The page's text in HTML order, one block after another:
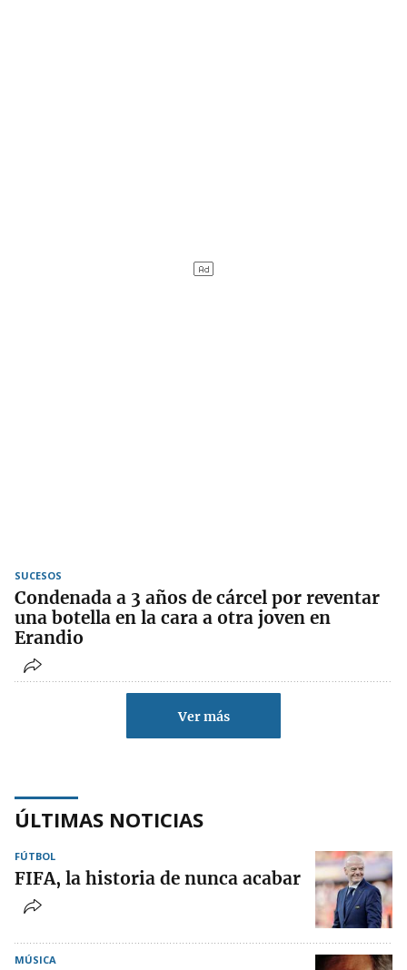
SUCESOS
Condenada a 3 años de cárcel por reventar
una botella en la cara a otra joven en
Erandio
Ver más
ÚLTIMAS NOTICIAS
FÚTBOL
FIFA, la historia de nunca acabar
MÚSICA